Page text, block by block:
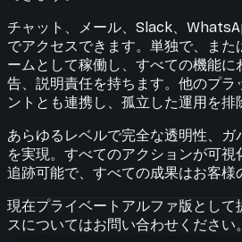
チャット、メール、Slack、
でアクセスできます。単独で、また
ームとして稼働し、すべての機能に
告、説明責任を持ちます。他のプラ
ントとも連携し、孤立した運用を排
あらゆるレベルで完全な透明性、
を実現。すべてのアクションが可
追跡可能で、すべての成果はお客様
現在プライベートアルファ版として
スについてはお問い合わせください。